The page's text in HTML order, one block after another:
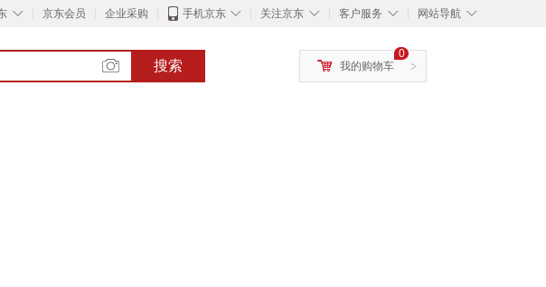
◇ 京东会员 企业采购 ◇
手机京东 ◇
关注京东 ◇
客户服务 ◇
网站导航
搜索 >
0
我的购物车